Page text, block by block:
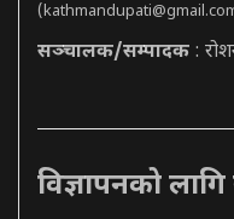
(
सञ्चालक/सम्पादक :
विज्ञापनको